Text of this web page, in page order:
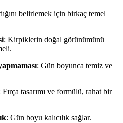
belirlemek için birkaç temel
: Kirpiklerin doğal görünümünü
: Gün boyunca temiz ve
: Fırça tasarımı ve formülü, rahat bir
: Gün boyu kalıcılık sağlar.